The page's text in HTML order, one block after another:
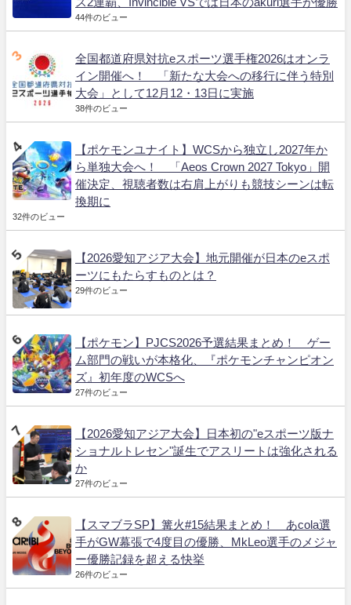
44件のビュー
全国都道府県対抗eスポーツ選手権2026はオンラ
イン開催へ！ 「新たな大会への移行に伴う特別
大会」として12月12・13日に実施
38件のビュー
【ポケモンユナイト】WCSから独立し2027年か
ら単独大会へ！ 「Aeos Crown 2027 Tokyo」開
催決定、視聴者数は右肩上がりも競技シーンは転
換期に
32件のビュー
【2026愛知アジア大会】地元開催が日本のeスポ
ーツにもたらすものとは？
29件のビュー
【ポケモン】PJCS2026予選結果まとめ！ ゲー
ム部門の戦いが本格化、『ポケモンチャンピオン
ズ』初年度のWCSへ
27件のビュー
【2026愛知アジア大会】日本初の"eスポーツ版ナ
ショナルトレセン"誕生でアスリートは強化される
か
27件のビュー
【スマブラSP】篝火#15結果まとめ！ あcola選
手がGW幕張で4度目の優勝、MkLeo選手のメジャ
ー優勝記録を超える快挙
26件のビュー